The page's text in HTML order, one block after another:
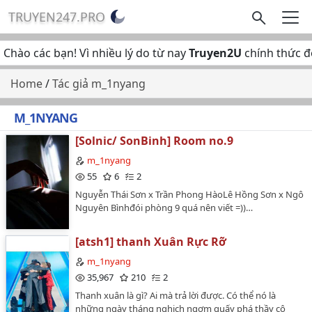
TRUYEN247.PRO
các bạn! Vì nhiều lý do từ nayTruyen2Uchính thức
Home/Tác giả m_1nyang
M_1NYANG
[Solnic/ SonBinh] Room no.9
m_1nyang
55
6
2
Nguyễn Thái Sơn x Trần Phong HàoLê Hồng Sơn x Ngô
Nguyên Bìnhđói phòng 9 quá nên viết =))…
[atsh1] thanh Xuân Rực Rỡ
m_1nyang
35,967
210
2
Thanh xuân là gì? Ai mà trả lời được. Có thể nó là
những ngày tháng nghịch ngợm quấy phá thầy cô